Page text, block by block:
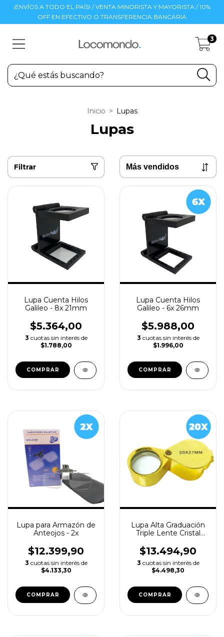
¡ENVÍOS A TODO EL PAÍS! / VENTA MINORISTA Y MAYORISTA / 10%
OFF EN EFECTIVO O TRANSFERENCIA BANCARIA
3
Inicio > Lupas
Lupas
Filtrar
Lupa Cuenta Hilos
Galileo - 8x 21mm
$5.364,00
3 cuotas sin interés de
$1.788,00
Lupa Cuenta Hilos
Galileo - 6x 26mm
$5.988,00
3 cuotas sin interés de
$1.996,00
Lupa para Armazón de
Anteojos - 2x
$12.399,90
3 cuotas sin interés de
$4.133,30
Lupa Alta Graduación
Triple Lente Cristal
$13.494,90
3 cuotas sin interés de
$4.498,30